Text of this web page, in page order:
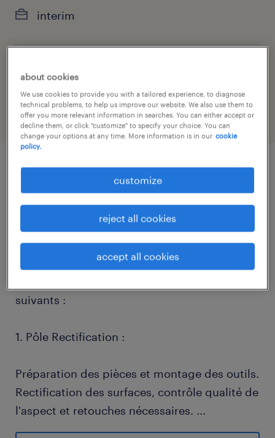
interim
job category
manufacturing & production
descriptif du poste
Selon votre profil et vos compétences, vous
suivants :
1. Pôle Rectification :
Préparation des pièces et montage des outils.
Rectification des surfaces, contrôle qualité de
l'aspect et retouches nécessaires. ...
Suivi de l'usure des abrasifs et maintenance
about cookies
We use cookies to provide you with a tailored experience, to diagnose
technical problems, to help us improve our website. We also use them to
offer you more relevant information in searches. You can either accept or
decline them, or click "customize" to specify your choice. You can
change your options at any time. More information is in our cookie
policy.
customize
reject all cookies
accept all cookies